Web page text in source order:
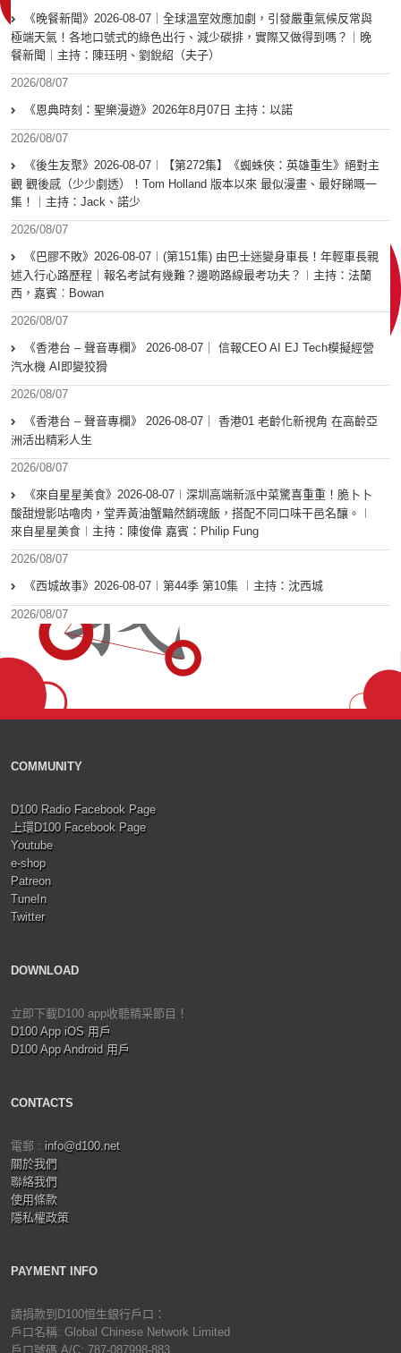
《晚餐新聞》2026-08-07｜全球溫室效應加劇，引發嚴重氣候反常與
極端天氣！各地口號式的綠色出行、減少碳排，實際又做得到嗎？｜晚
餐新聞｜主持：陳珏明、劉銳紹（夫子）
2026/08/07
《恩典時刻：聖樂漫遊》2026年8月07日 主持：以諾
2026/08/07
《後生友聚》2026-08-07︱【第272集】《蜘蛛俠：英雄重生》絕對主
觀 觀後感（少少劇透）！Tom Holland 版本以來 最似漫畫、最好睇嘅一
集！｜主持：Jack、諾少
2026/08/07
《巴膠不敗》2026-08-07︱(第151集) 由巴士迷變身車長！年輕車長親
述入行心路歷程｜報名考試有幾難？邊啲路線最考功夫？︱主持：法蘭
西，嘉賓︰Bowan
2026/08/07
《香港台 – 聲音專欄》 2026-08-07｜ 信報CEO AI EJ Tech模擬經營
汽水機 AI即變狡猾
2026/08/07
《香港台 – 聲音專欄》 2026-08-07｜ 香港01 老齡化新視角 在高齡亞
洲活出精彩人生
2026/08/07
《來自星星美食》2026-08-07︱深圳高端新派中菜驚喜重重！脆卜卜
酸甜燈影咕嚕肉，堂弄黃油蟹黯然銷魂飯，搭配不同口味干邑名釀。︱
來自星星美食︱主持：陳俊偉 嘉賓：Philip Fung
2026/08/07
《西城故事》2026-08-07︱第44季 第10集 ︱主持：沈西城
2026/08/07
COMMUNITY
D100 Radio Facebook Page
上環D100 Facebook Page
Youtube
e-shop
Patreon
TuneIn
Twitter
DOWNLOAD
立即下載D100 app收聽精采節目！
D100 App iOS 用戶
D100 App Android 用戶
CONTACTS
電郵 : info@d100.net
關於我們
聯絡我們
使用條款
隱私權政策
PAYMENT INFO
請捐款到D100恒生銀行戶口：
戶口名稱: Global Chinese Network Limited
戶口號碼 A/C: 787-087998-883